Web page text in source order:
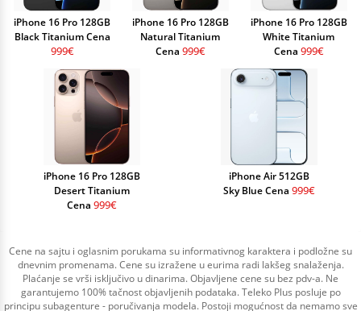
iPhone 16 Pro 128GB
Black Titanium Cena
999€
iPhone 16 Pro 128GB
Natural Titanium
Cena 999€
iPhone 16 Pro 128GB
White Titanium
Cena 999€
iPhone 16 Pro 128GB
Desert Titanium
Cena 999€
iPhone Air 512GB
Sky Blue Cena 999€
Cene na sajtu i oglasnim porukama su informativnog karaktera i podložne su
dnevnim promenama. Cene su izražene u eurima radi lakšeg snalaženja.
Plaćanje se vrši isključivo u dinarima. Objavljene cene su bez pdv-a. Ne
garantujemo 100% tačnost objavljenih podataka. Teleko Plus posluje po
principu subagenture - poručivanja modela. Postoji mogućnost da nemamo sve